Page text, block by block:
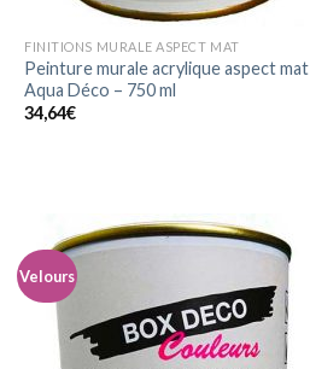
FINITIONS MURALE ASPECT MAT
Peinture murale acrylique aspect mat
Aqua Déco – 750 ml
34,64€
Velours
Ajouter
à la
wishlist